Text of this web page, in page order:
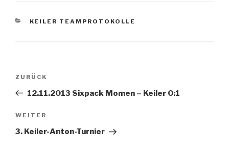
KATEGORIEN
KEILER TEAMPROTOKOLLE
Beitrags-
Vorheriger
Beitrag
ZURÜCK
12.11.2013 Sixpack Momen – Keiler 0:1
Nächster
Beitrag
WEITER
3. Keiler-Anton-Turnier